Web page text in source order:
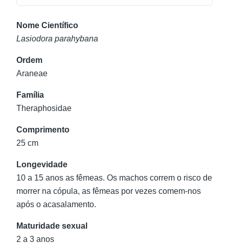
Nome Científico
Lasiodora parahybana
Ordem
Araneae
Família
Theraphosidae
Comprimento
25 cm
Longevidade
10 a 15 anos as fêmeas. Os machos correm o risco de
morrer na cópula, as fêmeas por vezes comem-nos
após o acasalamento.
Maturidade sexual
2 a 3 anos